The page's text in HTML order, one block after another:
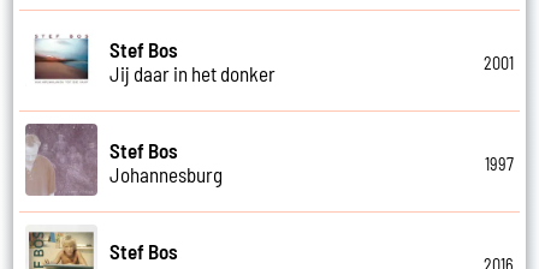
Stef Bos
Jij daar in het donker
2001
Stef Bos
Johannesburg
1997
Stef Bos
2016